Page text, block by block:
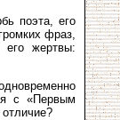
поэта, его
фраз,
его жертвы:
с «Первым